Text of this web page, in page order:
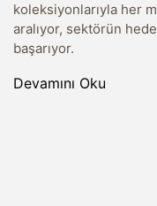
koleksiyonlarıyla her
aralıyor, sektörün
başarıyor.
Devamını Oku